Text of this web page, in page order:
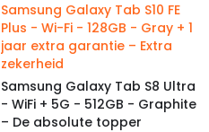
Samsung Galaxy Tab S10 FE
Plus - Wi-Fi - 128GB - Gray + 1
jaar extra garantie – Extra
zekerheid
Samsung Galaxy Tab S8 Ultra
- WiFi + 5G - 512GB - Graphite
– De absolute topper